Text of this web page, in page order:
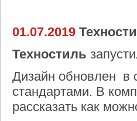
01.07.2019
Техностиль
Дизайн обновлен в
стандартами. В
рассказать как